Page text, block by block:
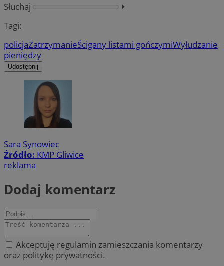
Słuchaj
⏵︎
Tagi:
policjaZatrzymanieŚcigany listami gończymiWyłudzanie
pieniędzy
Udostępnij
Sara Synowiec
Źródło: KMP Gliwice
reklama
Dodaj komentarz
Akceptuję regulamin zamieszczania komentarzy
oraz politykę prywatności.